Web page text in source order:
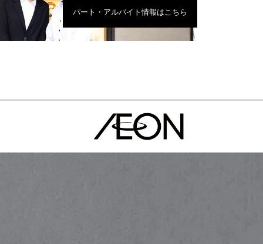
パート・アルバイト情報はこちら